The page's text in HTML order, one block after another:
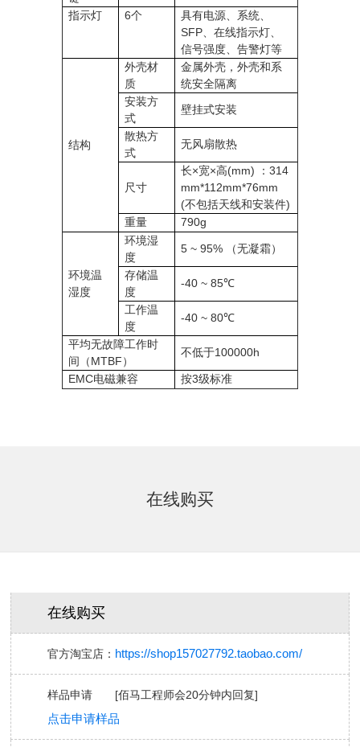
指示灯 6个
具有电源、系统、
SFP、在线指示灯、
信号强度、告警灯等
结构
外壳材
质
金属外壳，外壳和系
统安全隔离
安装方
式
壁挂式安装
散热方
式
无风扇散热
尺寸
长×宽×高(mm) ：314
mm*112mm*76mm
(不包括天线和安装件)
重量
790g
环境温
湿度
环境湿
度
5 ~ 95% （无凝霜）
存储温
度
-40 ~ 85℃
工作温
度
-40 ~ 80℃
平均无故障工作时
间（MTBF）
不低于100000h
EMC电磁兼容 按3级标准
在线购买
在线购买
官方淘宝店： https://shop157027792.taobao.com/
样品申请 [佰马工程师会20分钟内回复]
点击申请样品